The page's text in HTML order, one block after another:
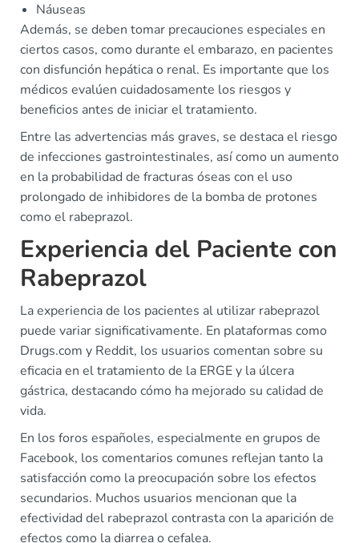
Náuseas
Además, se deben tomar precauciones especiales en
ciertos casos, como durante el embarazo, en pacientes
con disfunción hepática o renal. Es importante que los
médicos evalúen cuidadosamente los riesgos y
beneficios antes de iniciar el tratamiento.
Entre las advertencias más graves, se destaca el riesgo
de infecciones gastrointestinales, así como un aumento
en la probabilidad de fracturas óseas con el uso
prolongado de inhibidores de la bomba de protones
como el rabeprazol.
Experiencia del Paciente con
Rabeprazol
La experiencia de los pacientes al utilizar rabeprazol
puede variar significativamente. En plataformas como
Drugs.com y Reddit, los usuarios comentan sobre su
eficacia en el tratamiento de la ERGE y la úlcera
gástrica, destacando cómo ha mejorado su calidad de
vida.
En los foros españoles, especialmente en grupos de
Facebook, los comentarios comunes reflejan tanto la
satisfacción como la preocupación sobre los efectos
secundarios. Muchos usuarios mencionan que la
efectividad del rabeprazol contrasta con la aparición de
efectos como la diarrea o cefalea.